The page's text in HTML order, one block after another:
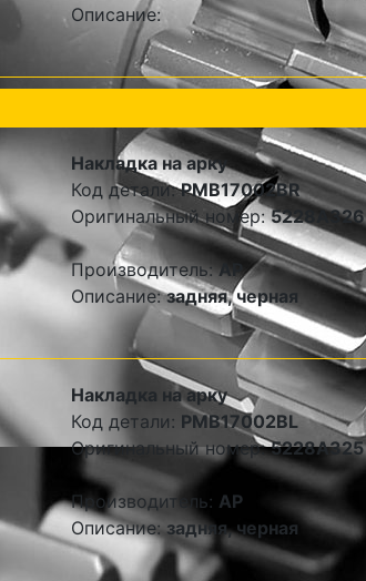
Описание:
Накладка на арку
Код детали:PMB17002BR
Оригинальный номер:5228A326
Производитель:AP
Описание:задняя, черная
Накладка на арку
Код детали: PMB17002BL
Оригинальный номер:5228A325
Производитель: AP
Описание: задняя, черная